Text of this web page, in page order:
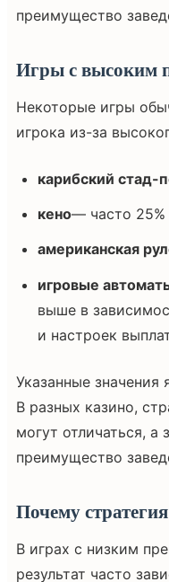
преимущество
Игры с высоким
Некоторые игры
игрока из-за
карибский стад-
кено— часто
американская
игровые
выше в
и настроек
Указанные
В разных казино,
могут отличаться, а
преимущество
Почему
В играх с низким
результат часто